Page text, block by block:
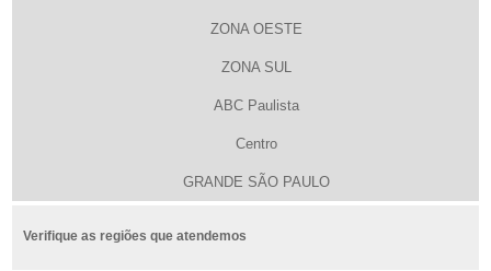
ZONA OESTE
ZONA SUL
ABC Paulista
Centro
GRANDE SÃO PAULO
Verifique as regiões que atendemos